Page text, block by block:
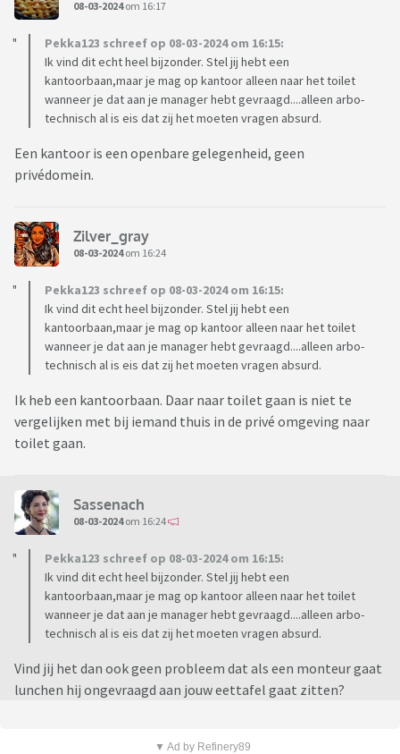
08-03-2024om 16:17
Pekka123 schreef op 08-03-2024 om 16:15:
Ik vind dit echt heel bijzonder. Stel jij hebt een
kantoorbaan,maar je mag op kantoor alleen naar het toilet
wanneer je dat aan je manager hebt gevraagd....alleen arbo-
technisch al is eis dat zij het moeten vragen absurd.
Een kantoor is een openbare gelegenheid, geen
privédomein.
Zilver_gray
08-03-2024om 16:24
Pekka123 schreef op 08-03-2024 om 16:15:
Ik vind dit echt heel bijzonder. Stel jij hebt een
kantoorbaan,maar je mag op kantoor alleen naar het toilet
wanneer je dat aan je manager hebt gevraagd....alleen arbo-
technisch al is eis dat zij het moeten vragen absurd.
Ik heb een kantoorbaan. Daar naar toilet gaan is niet te
vergelijken met bij iemand thuis in de privé omgeving naar
toilet gaan.
Sassenach
08-03-2024om 16:24
Pekka123 schreef op 08-03-2024 om 16:15:
Ik vind dit echt heel bijzonder. Stel jij hebt een
kantoorbaan,maar je mag op kantoor alleen naar het toilet
wanneer je dat aan je manager hebt gevraagd....alleen arbo-
technisch al is eis dat zij het moeten vragen absurd.
Vind jij het dan ook geen probleem dat als een monteur gaat
lunchen hij ongevraagd aan jouw eettafel gaat zitten?
▼ Ad by Refinery89